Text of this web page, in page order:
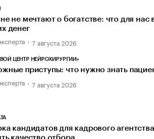
не мечтают о богатстве: что для нас
денег
7 августа 2026
ЦЕНТР НЕЙРОХИРУРГИИ»
приступы: что нужно знать
7 августа 2026
кандидатов для кадрового